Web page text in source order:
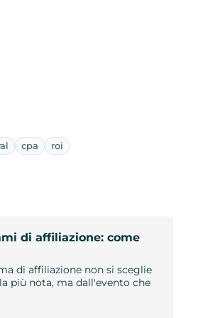
cpa roi
di affiliazione: come
di affiliazione non si sceglie
più nota, ma dall'evento che